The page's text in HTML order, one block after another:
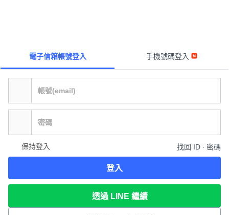
電子信箱帳號登入 手機號碼登入
保持登入 找回 ID ∙ 密碼
登入
透過 LINE 繼續